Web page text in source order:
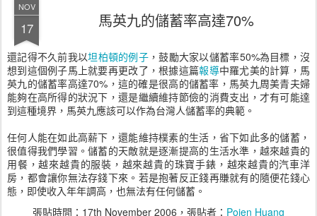
NOV
17 馬英九的儲蓄率高達70%
還記得不久前我以坦柏頓的例子 ，鼓勵大家以儲蓄率50%為目標，沒
想到這個例子馬上就要再更改了，根據這篇報導中羅尤美的計算，馬
英九的儲蓄率高達70%，這的確是很高的儲蓄率，馬英九周美青夫婦
能夠在高所得的狀況下，還是繼續維持節儉的消費支出，才有可能達
到這種境界，馬英九應該可以作為台灣人儲蓄率的典範。
任何人能在如此高薪下，還能維持樸素的生活，省下如此多的儲蓄，
很值得我們學習。儲蓄的天敵就是逐漸提高的生活水準，越來越貴的
用餐，越來越貴的服裝，越來越貴的珠寶手錶，越來越貴的汽車洋
房，都會讓你無法存錢下來。若是抱著反正錢再賺就有的隨便花錢心
態，即使收入年年調高，也無法有任何儲蓄。
張貼時間： 17th November 2006 ，張貼者： Pojen Huang